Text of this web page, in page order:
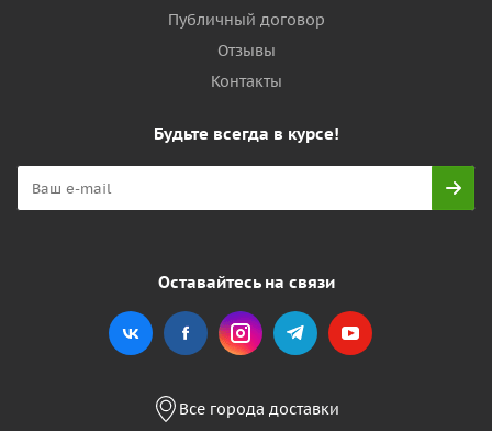
Публичный договор
Отзывы
Контакты
Будьте всегда в курсе!
Оставайтесь на связи
Все города доставки